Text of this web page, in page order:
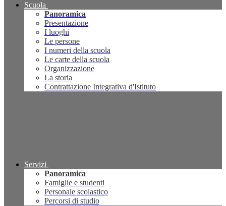
Scuola
Panoramica
Presentazione
I luoghi
Le persone
I numeri della scuola
Le carte della scuola
Organizzazione
La storia
Contrattazione Integrativa d'Istituto
Servizi
Panoramica
Famiglie e studenti
Personale scolastico
Percorsi di studio